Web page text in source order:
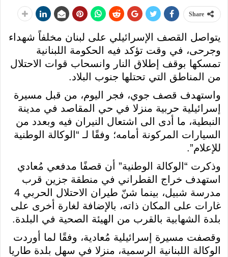
Share
يتواصل القصف الإسرائيلي على لبنان مخلفاً شهداء
وجرحى، في وقت تؤكد فيه الحكومة اللبنانية
تمسكها بوقف إطلاق النار وانسحاب قوات الاحتلال
من المناطق التي تحتلها جنوب البلاد.
واستهدف قصف جوي، فجر اليوم، من قبل مسيرة
إسرائيلية حربية منزلا في حي المقاصد في مدينة
النبطية، ما أدى الى اشتعال النيران فيه وبعدد من
السيارات المركونة أمامه؛ وفقًا لـ “الوكالة الوطنية
للإعلام”.
وذكرت “الوكالة الوطنية” أن قصفًا مدفعي مُعادي
استهدف خراج القطراني في منطقة جزين قرب
مدرسة شبيل، بينما شنّ طيران الاحتلال الحربي 4
غارات على المكان ذاته، بالإضافة لغارة أخرى على
بلدة الشهابية بالقرب من الهيئة الصحية في البلدة.
وقصفت مسيرة إسرائيلية مُعادية، وفقًا لما أوردت
الوكالة اللبنانية الرسمية، منزلا في سهل بلدة طاريا